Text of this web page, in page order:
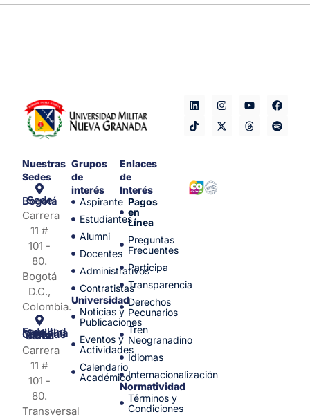
Nuestras
Sedes
Sede Bogotá
Carrera
11 #
101 -
80.
Bogotá
D.C.,
Colombia.
Facultad de Medicina y Ciencias de la Salud
Carrera
11 #
101 -
80.
Transversal
Grupos
de
interés
Aspirante
Estudiantes
Alumni
Docentes
Administrativos
Contratistas
Universidad
Noticias y
Publicaciones
Eventos y
Actividades
Calendario
Académico
Enlaces
de
Interés
Pagos
en
Línea
Preguntas
Frecuentes
Participa
Transparencia
Derechos
Pecunarios
Tren
Neogranadino
Idiomas
Internacionalización
Normatividad
Términos y
Condiciones